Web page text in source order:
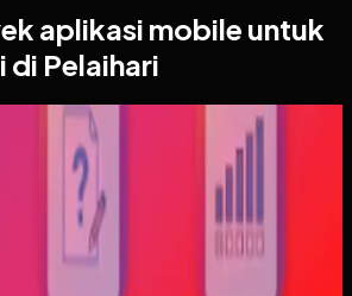
aplikasi mobile untuk
di Pelaihari